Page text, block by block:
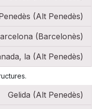
(Alt Penedès)
(Barcelonès)
la (Alt Penedès)
Gelida (Alt Penedès)